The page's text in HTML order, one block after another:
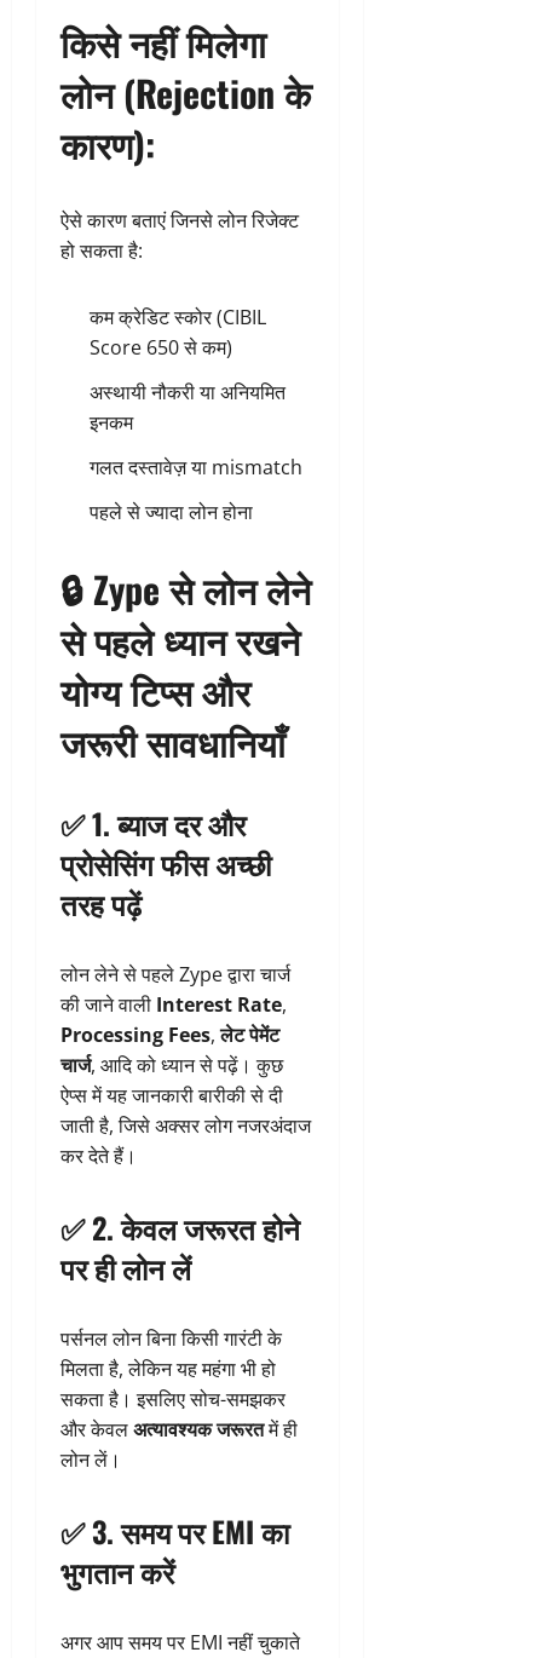
किसे नहीं मिलेगा
लोन (Rejection के
कारण):
ऐसे कारण बताएं जिनसे लोन रिजेक्ट
हो सकता है:
कम क्रेडिट स्कोर (CIBIL
Score 650 से कम)
अस्थायी नौकरी या अनियमित
इनकम
गलत दस्तावेज़ या mismatch
पहले से ज्यादा लोन होना
🔒Zype से लोन लेने
से पहले ध्यान रखने
योग्य टिप्स और
जरूरी सावधानियाँ
✅ 1.ब्याज दर और
प्रोसेसिंग फीस अच्छी
तरह पढ़ें
लोन लेने से पहले Zype द्वारा चार्ज
की जाने वाली Interest Rate,
Processing Fees,लेट पेमेंट
चार्ज, आदि को ध्यान से पढ़ें। कुछ
ऐप्स में यह जानकारी बारीकी से दी
जाती है, जिसे अक्सर लोग नजरअंदाज
कर देते हैं।
✅ 2.केवल जरूरत होने
पर ही लोन लें
पर्सनल लोन बिना किसी गारंटी के
मिलता है, लेकिन यह महंगा भी हो
सकता है। इसलिए सोच-समझकर
और केवलअत्यावश्यक जरूरतमें ही
लोन लें।
✅ 3.समय पर EMI का
भुगतान करें
अगर आप समय पर EMI नहीं चुकाते